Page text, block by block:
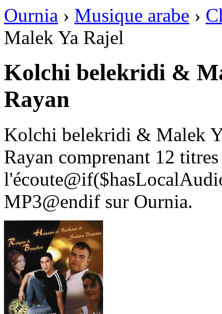
Ournia › Musique arabe ›
Malek Ya Rajel
Kolchi belekridi &
Rayan
Kolchi belekridi & Malek
Rayan comprenant 12
MP3@endif sur Ournia.